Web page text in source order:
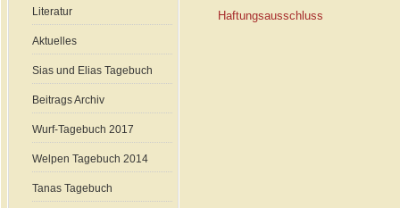
Literatur
Aktuelles
Sias und Elias Tagebuch
Beitrags Archiv
Wurf-Tagebuch 2017
Welpen Tagebuch 2014
Tanas Tagebuch
Haftungsausschluss